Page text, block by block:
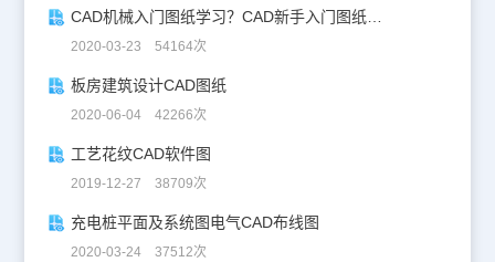
CAD机械入门图纸学习？CAD新手入门图纸练习
2020-03-23 54164次
板房建筑设计CAD图纸
2020-06-04 42266次
工艺花纹CAD软件图
2019-12-27 38709次
充电桩平面及系统图电气CAD布线图
2020-03-24 37512次